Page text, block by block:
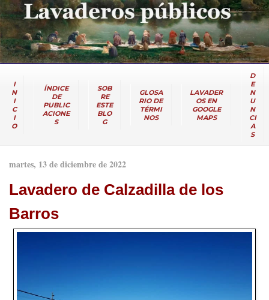
I
N
I
C
I
O
ÍNDICE
DE
PUBLIC
ACIONE
S
SOB
RE
ESTE
BLO
G
GLOSA
RIO DE
TÉRMI
NOS
LAVADER
OS EN
GOOGLE
MAPS
D
E
N
U
N
CI
A
S
martes, 13 de diciembre de 2022
Lavadero de Calzadilla de los
Barros